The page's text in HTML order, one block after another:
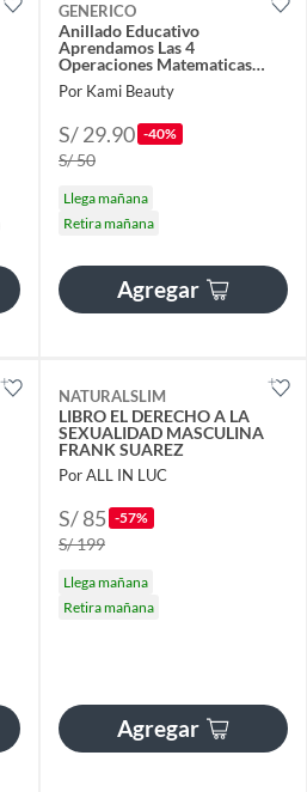
GENERICO
Anillado Educativo
Aprendamos Las 4
Operaciones Matematicas
Didactico Numeros
Por Kami Beauty
S/ 29.90 -40%
S/ 50
Llega mañana
Retira mañana
Agregar
NATURALSLIM
LIBRO EL DERECHO A LA
SEXUALIDAD MASCULINA
FRANK SUAREZ
Por ALL IN LUC
S/ 85 -57%
S/ 199
Llega mañana
Retira mañana
Agregar